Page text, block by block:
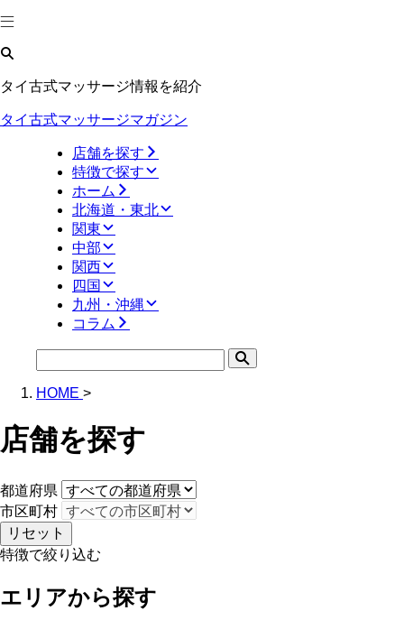
タイ古式マッサージ情報を紹介
タイ古式マッサージマガジン
店舗を探す
特徴で探す
ホーム
北海道・東北
関東
中部
関西
四国
九州・沖縄
コラム
HOME >
店舗を探す
都道府県
市区町村
リセット
特徴で絞り込む
エリアから探す